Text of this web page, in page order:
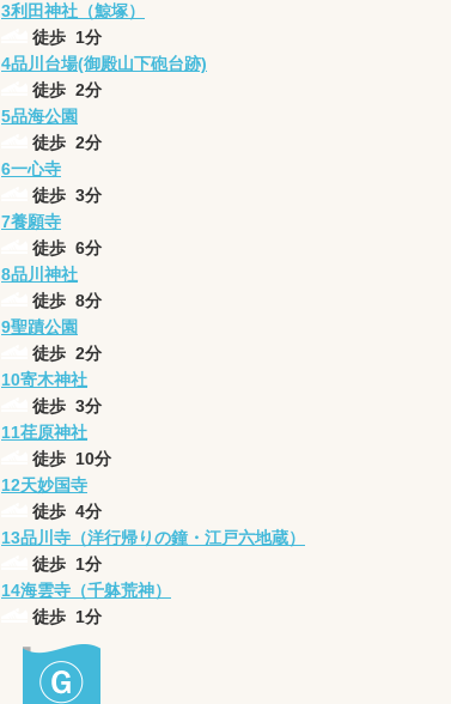
3利田神社（鯨塚）
徒歩 1分
4品川台場(御殿山下砲台跡)
徒歩 2分
5品海公園
徒歩 2分
6一心寺
徒歩 3分
7養願寺
徒歩 6分
8品川神社
徒歩 8分
9聖蹟公園
徒歩 2分
10寄木神社
徒歩 3分
11荏原神社
徒歩 10分
12天妙国寺
徒歩 4分
13品川寺（洋行帰りの鐘・江戸六地蔵）
徒歩 1分
14海雲寺（千躰荒神）
徒歩 1分